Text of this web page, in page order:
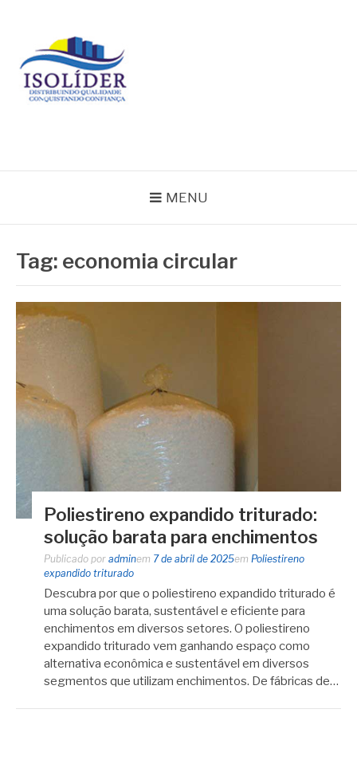
conteúdo
MENU
Tag: economia circular
Poliestireno expandido triturado:
solução barata para enchimentos
Publicado por adminem 7 de abril de 2025em Poliestireno
expandido triturado
Descubra por que o poliestireno expandido triturado é
uma solução barata, sustentável e eficiente para
enchimentos em diversos setores. O poliestireno
expandido triturado vem ganhando espaço como
alternativa econômica e sustentável em diversos
segmentos que utilizam enchimentos. De fábricas de…